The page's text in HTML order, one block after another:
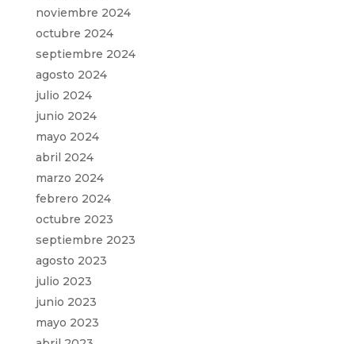
noviembre 2024
octubre 2024
septiembre 2024
agosto 2024
julio 2024
junio 2024
mayo 2024
abril 2024
marzo 2024
febrero 2024
octubre 2023
septiembre 2023
agosto 2023
julio 2023
junio 2023
mayo 2023